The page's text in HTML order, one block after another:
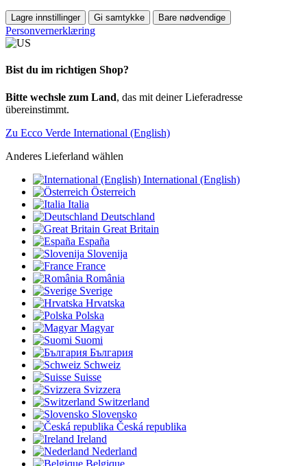
Lagre innstillinger Gi samtykke Bare nødvendige
Personvernerklæring
Bist du im richtigen Shop?
Bitte wechsle zum Land, das mit deiner Lieferadresse
übereinstimmt.
Zu Ecco Verde International (English)
Anderes Lieferland wählen
International (English)
Österreich
Italia
Deutschland
Great Britain
España
Slovenija
France
România
Sverige
Hrvatska
Polska
Magyar
Suomi
България
Schweiz
Suisse
Svizzera
Switzerland
Slovensko
Česká republika
Ireland
Nederland
Belgique